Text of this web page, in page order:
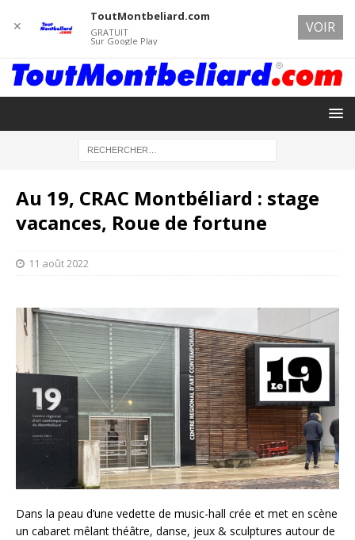
Au 19, CRAC Montbéliard : stage
vacances, Roue de fortune
11 août 2022
Dans la peau d’une vedette de music-hall crée et met en scène
un cabaret mêlant théâtre, danse, jeux & sculptures autour de
✕
ToutMontbeliard.com
GRATUIT
Sur Google Play
VOIR